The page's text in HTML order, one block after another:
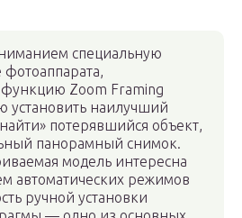
специальную
фотоаппарата,
Zoom Framing
установить наилучший
потерявшийся объект,
панорамный снимок.
модель интересна
автоматических режимов
ручной установки